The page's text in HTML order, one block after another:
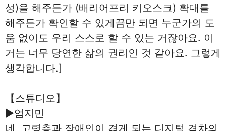
성)을 해주든가 (배리어프리 키오스크) 확대를
해주든가 확인할 수 있게끔만 되면 누군가의 도
움 없이도 우리 스스로 할 수 있는 거잖아요. 이
거는 너무 당연한 삶의 권리인 것 같아요. 그렇게
생각합니다.]
【스튜디오】
▶엄지민
네, 고령층과 장애인이 겪게 되는 디지털 격차의